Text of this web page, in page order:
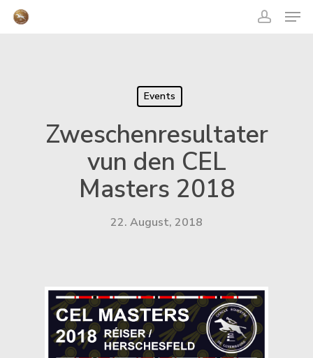
main
Events
Zweschenresultater
vun den CEL
Masters 2018
22. August, 2018